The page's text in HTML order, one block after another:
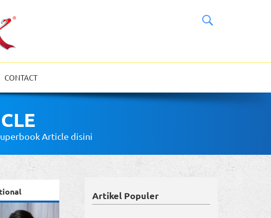
CONTACT
Article disini
Artikel Populer